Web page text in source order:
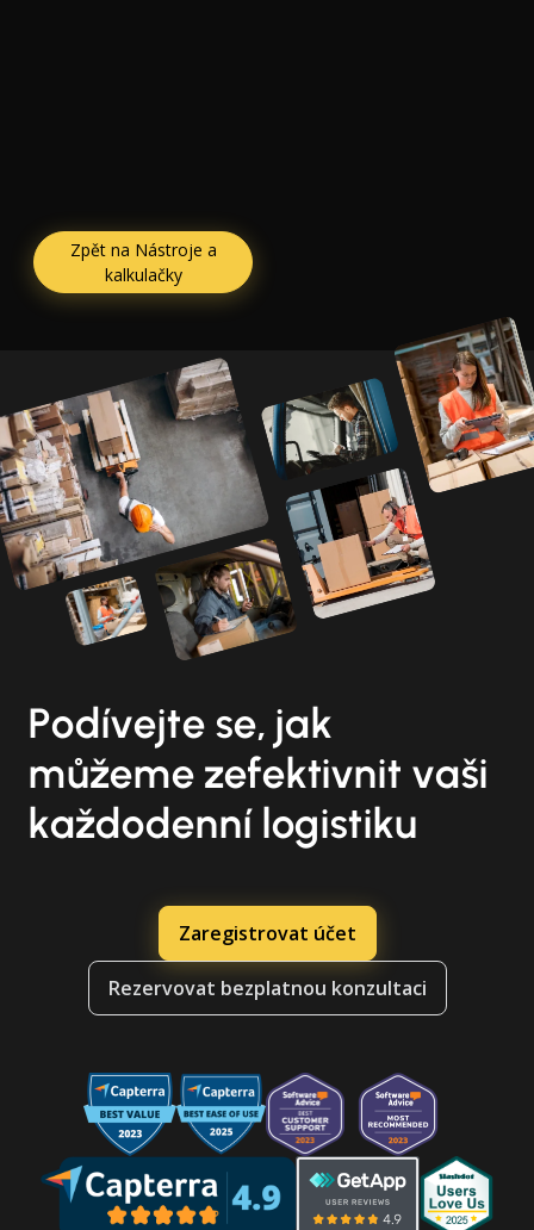
Zpět na Nástroje a
kalkulačky
Podívejte se, jak
můžeme zefektivnit vaši
každodenní logistiku
Zaregistrovat účet
Rezervovat bezplatnou konzultaci